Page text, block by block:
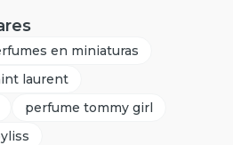
en miniaturas
laurent
perfume tommy girl